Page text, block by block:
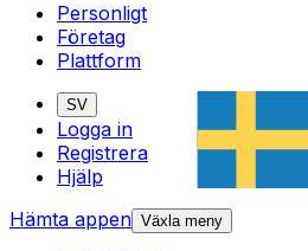
Personligt
Företag
Plattform
SV
Logga in
Registrera
Hjälp
Hämta appen Växla meny